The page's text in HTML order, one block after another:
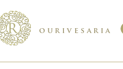
ourivesaria